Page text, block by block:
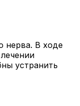
нерва. В ходе
устранить